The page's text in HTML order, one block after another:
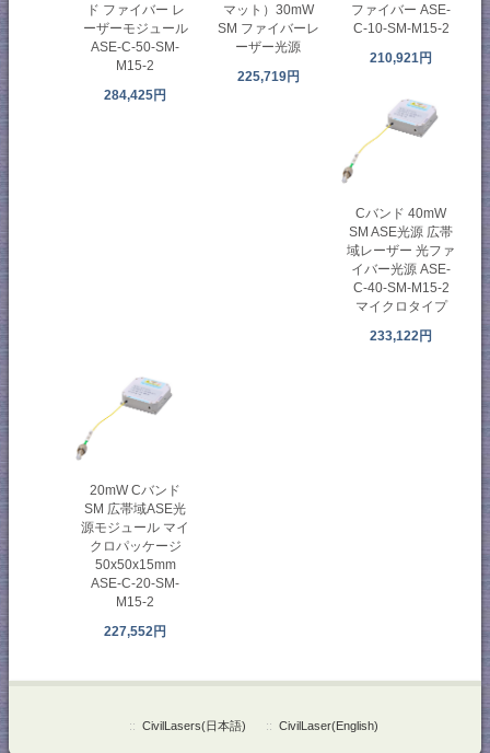
ド ファイバー レ
ーザーモジュール
ASE-C-50-SM-
M15-2
284,425円
マット）30mW
SM ファイバーレ
ーザー光源
225,719円
ファイバー ASE-
C-10-SM-M15-2
210,921円
Cバンド 40mW
SM ASE光源 広帯
域レーザー 光ファ
イバー光源 ASE-
C-40-SM-M15-2
マイクロタイプ
233,122円
20mW Cバンド
SM 広帯域ASE光
源モジュール マイ
クロパッケージ
50x50x15mm
ASE-C-20-SM-
M15-2
227,552円
:: CivilLasers(日本語) :: CivilLaser(English)